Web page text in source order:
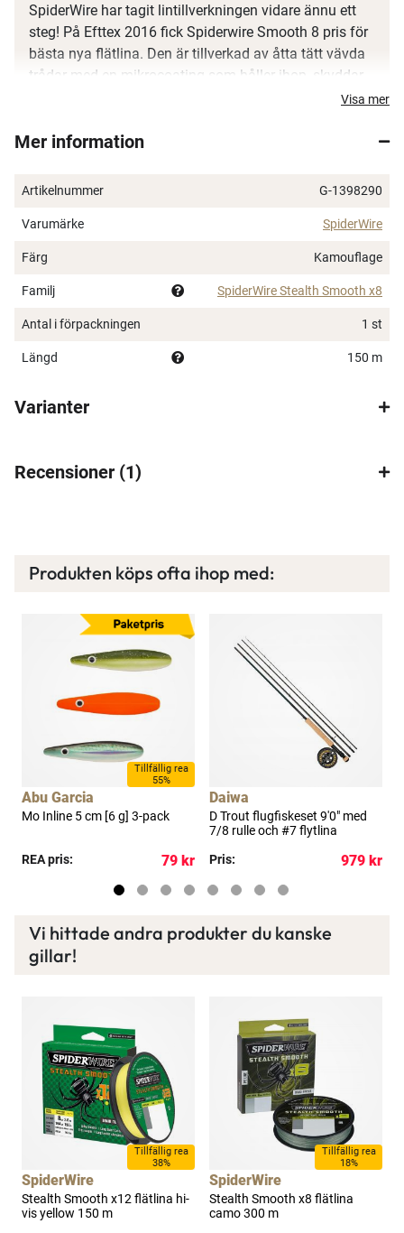
Spana in FJ Max
Ett exklusivt medlemskap med många förmåner.
Bättre priser, fri frakt på alla ordrar, bonuscheck
varje månad och mycket mer. Spara tusenlappar
idag!
SpiderWire har tagit lintillverkningen vidare ännu ett
steg! På Efttex 2016 fick Spiderwire Smooth 8 pris för
bästa nya flätlina. Den är tillverkad av åtta tätt vävda
trådar med en mikrocoating som håller ihop, skyddar
och gör linan rund och slät. Resultatet blir en riktigt
kastegenskaper och nötningstålighet utöver det
0,40 mm som håller för det mesta du kan tänka dig att
Knutstark
Mjuk lina för långa kast
Otroligt populär lina till alla typer av spinnfiske
Visa mer
Mer information
Artikelnummer G-1398290
Varumärke SpiderWire
Färg Kamouflage
Familj SpiderWire Stealth Smooth x8
Antal i förpackningen 1 st
Längd 150 m
Varianter
Recensioner 1
Produkten köps ofta ihop med:
Tillfällig rea
55%
Abu Garcia
Mo Inline 5 cm [6 g] 3-pack
REA pris: 79 kr
Daiwa
D Trout flugfiskeset 9'0" med
7/8 rulle och #7 flytlina
Pris:
979 kr
Vi hittade andra produkter du kanske
gillar!
Tillfällig rea
38%
SpiderWire
Stealth Smooth x12 flätlina hi-
vis yellow 150 m
Tillfällig rea
18%
SpiderWire
Stealth Smooth x8 flätlina
camo 300 m